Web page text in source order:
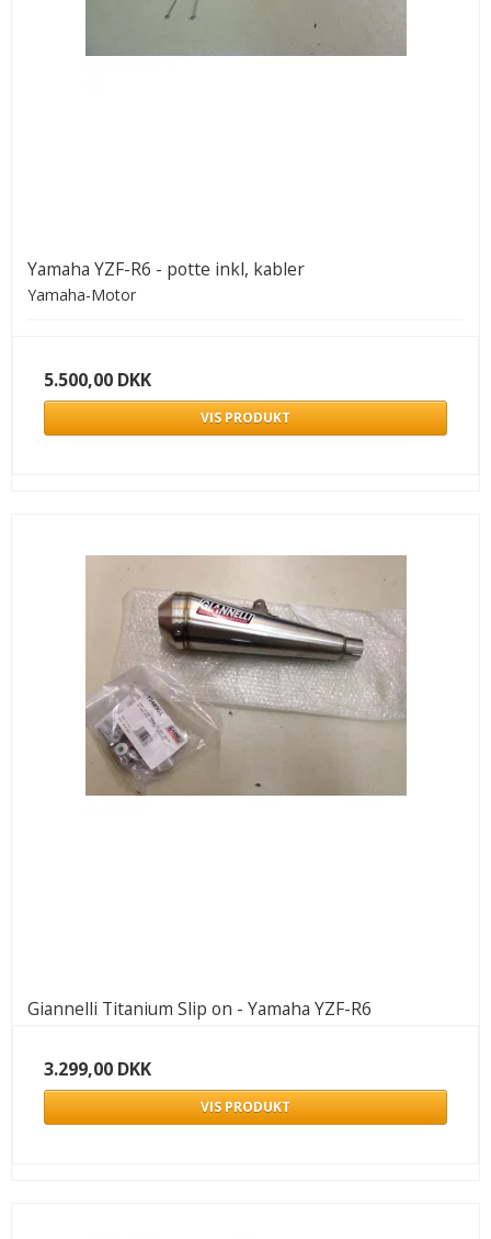
Yamaha YZF-R6 - potte inkl, kabler
Yamaha-Motor
5.500,00 DKK
VIS PRODUKT
Giannelli Titanium Slip on - Yamaha YZF-R6
3.299,00 DKK
VIS PRODUKT